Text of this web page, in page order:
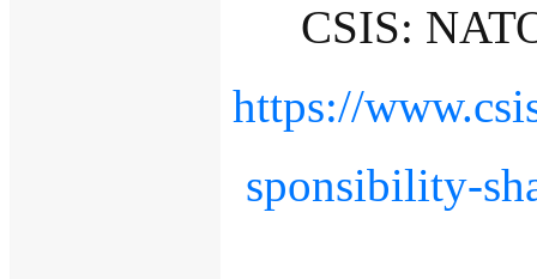
CSIS:
https://
sponsibility-